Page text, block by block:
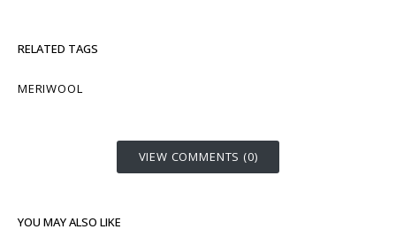
RELATED TAGS
MERIWOOL
VIEW COMMENTS (0)
YOU MAY ALSO LIKE